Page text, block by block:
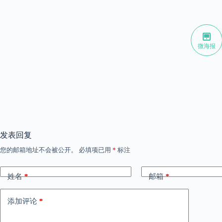
微海报
发表回复
您的邮箱地址不会被公开。 必填项已用 * 标注
姓名* 邮箱*
添加评论 *